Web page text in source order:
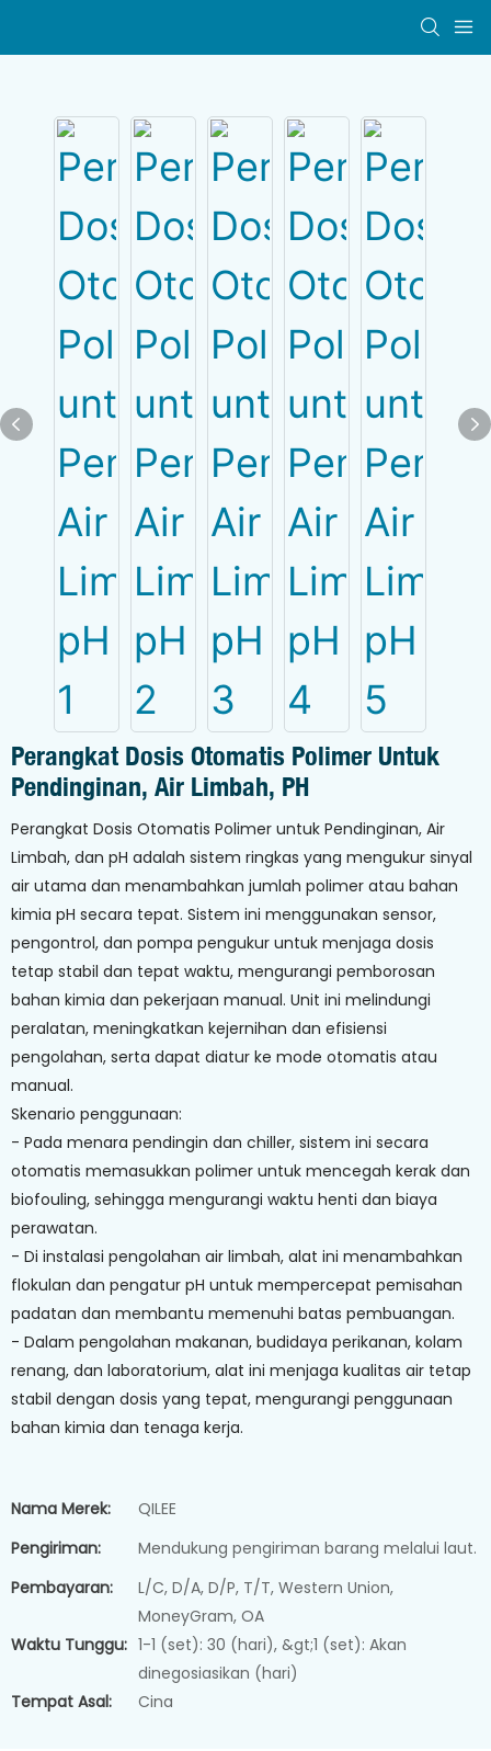
Perangkat Dosis Otomatis Polimer Untuk
Pendinginan, Air Limbah, PH
Perangkat Dosis Otomatis Polimer untuk Pendinginan, Air
Limbah, dan pH adalah sistem ringkas yang mengukur sinyal
air utama dan menambahkan jumlah polimer atau bahan
kimia pH secara tepat. Sistem ini menggunakan sensor,
pengontrol, dan pompa pengukur untuk menjaga dosis
tetap stabil dan tepat waktu, mengurangi pemborosan
bahan kimia dan pekerjaan manual. Unit ini melindungi
peralatan, meningkatkan kejernihan dan efisiensi
pengolahan, serta dapat diatur ke mode otomatis atau
manual.
Skenario penggunaan:
- Pada menara pendingin dan chiller, sistem ini secara
otomatis memasukkan polimer untuk mencegah kerak dan
biofouling, sehingga mengurangi waktu henti dan biaya
perawatan.
- Di instalasi pengolahan air limbah, alat ini menambahkan
flokulan dan pengatur pH untuk mempercepat pemisahan
padatan dan membantu memenuhi batas pembuangan.
- Dalam pengolahan makanan, budidaya perikanan, kolam
renang, dan laboratorium, alat ini menjaga kualitas air tetap
stabil dengan dosis yang tepat, mengurangi penggunaan
bahan kimia dan tenaga kerja.
Nama Merek:
QILEE
Pengiriman:
Mendukung pengiriman barang melalui laut.
Pembayaran:
L/C, D/A, D/P, T/T, Western Union,
MoneyGram, OA
Waktu Tunggu: 1-1 (set): 30 (hari), &gt;1 (set): Akan
dinegosiasikan (hari)
Tempat Asal:
Cina